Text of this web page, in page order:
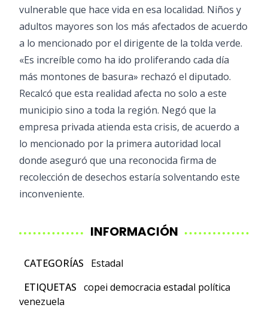
vulnerable que hace vida en esa localidad. Niños y
adultos mayores son los más afectados de acuerdo
a lo mencionado por el dirigente de la tolda verde.
«Es increíble como ha ido proliferando cada día
más montones de basura» rechazó el diputado.
Recalcó que esta realidad afecta no solo a este
municipio sino a toda la región. Negó que la
empresa privada atienda esta crisis, de acuerdo a
lo mencionado por la primera autoridad local
donde aseguró que una reconocida firma de
recolección de desechos estaría solventando este
inconveniente.
INFORMACIÓN
CATEGORÍAS
Estadal
ETIQUETAS copei democracia estadal política
venezuela